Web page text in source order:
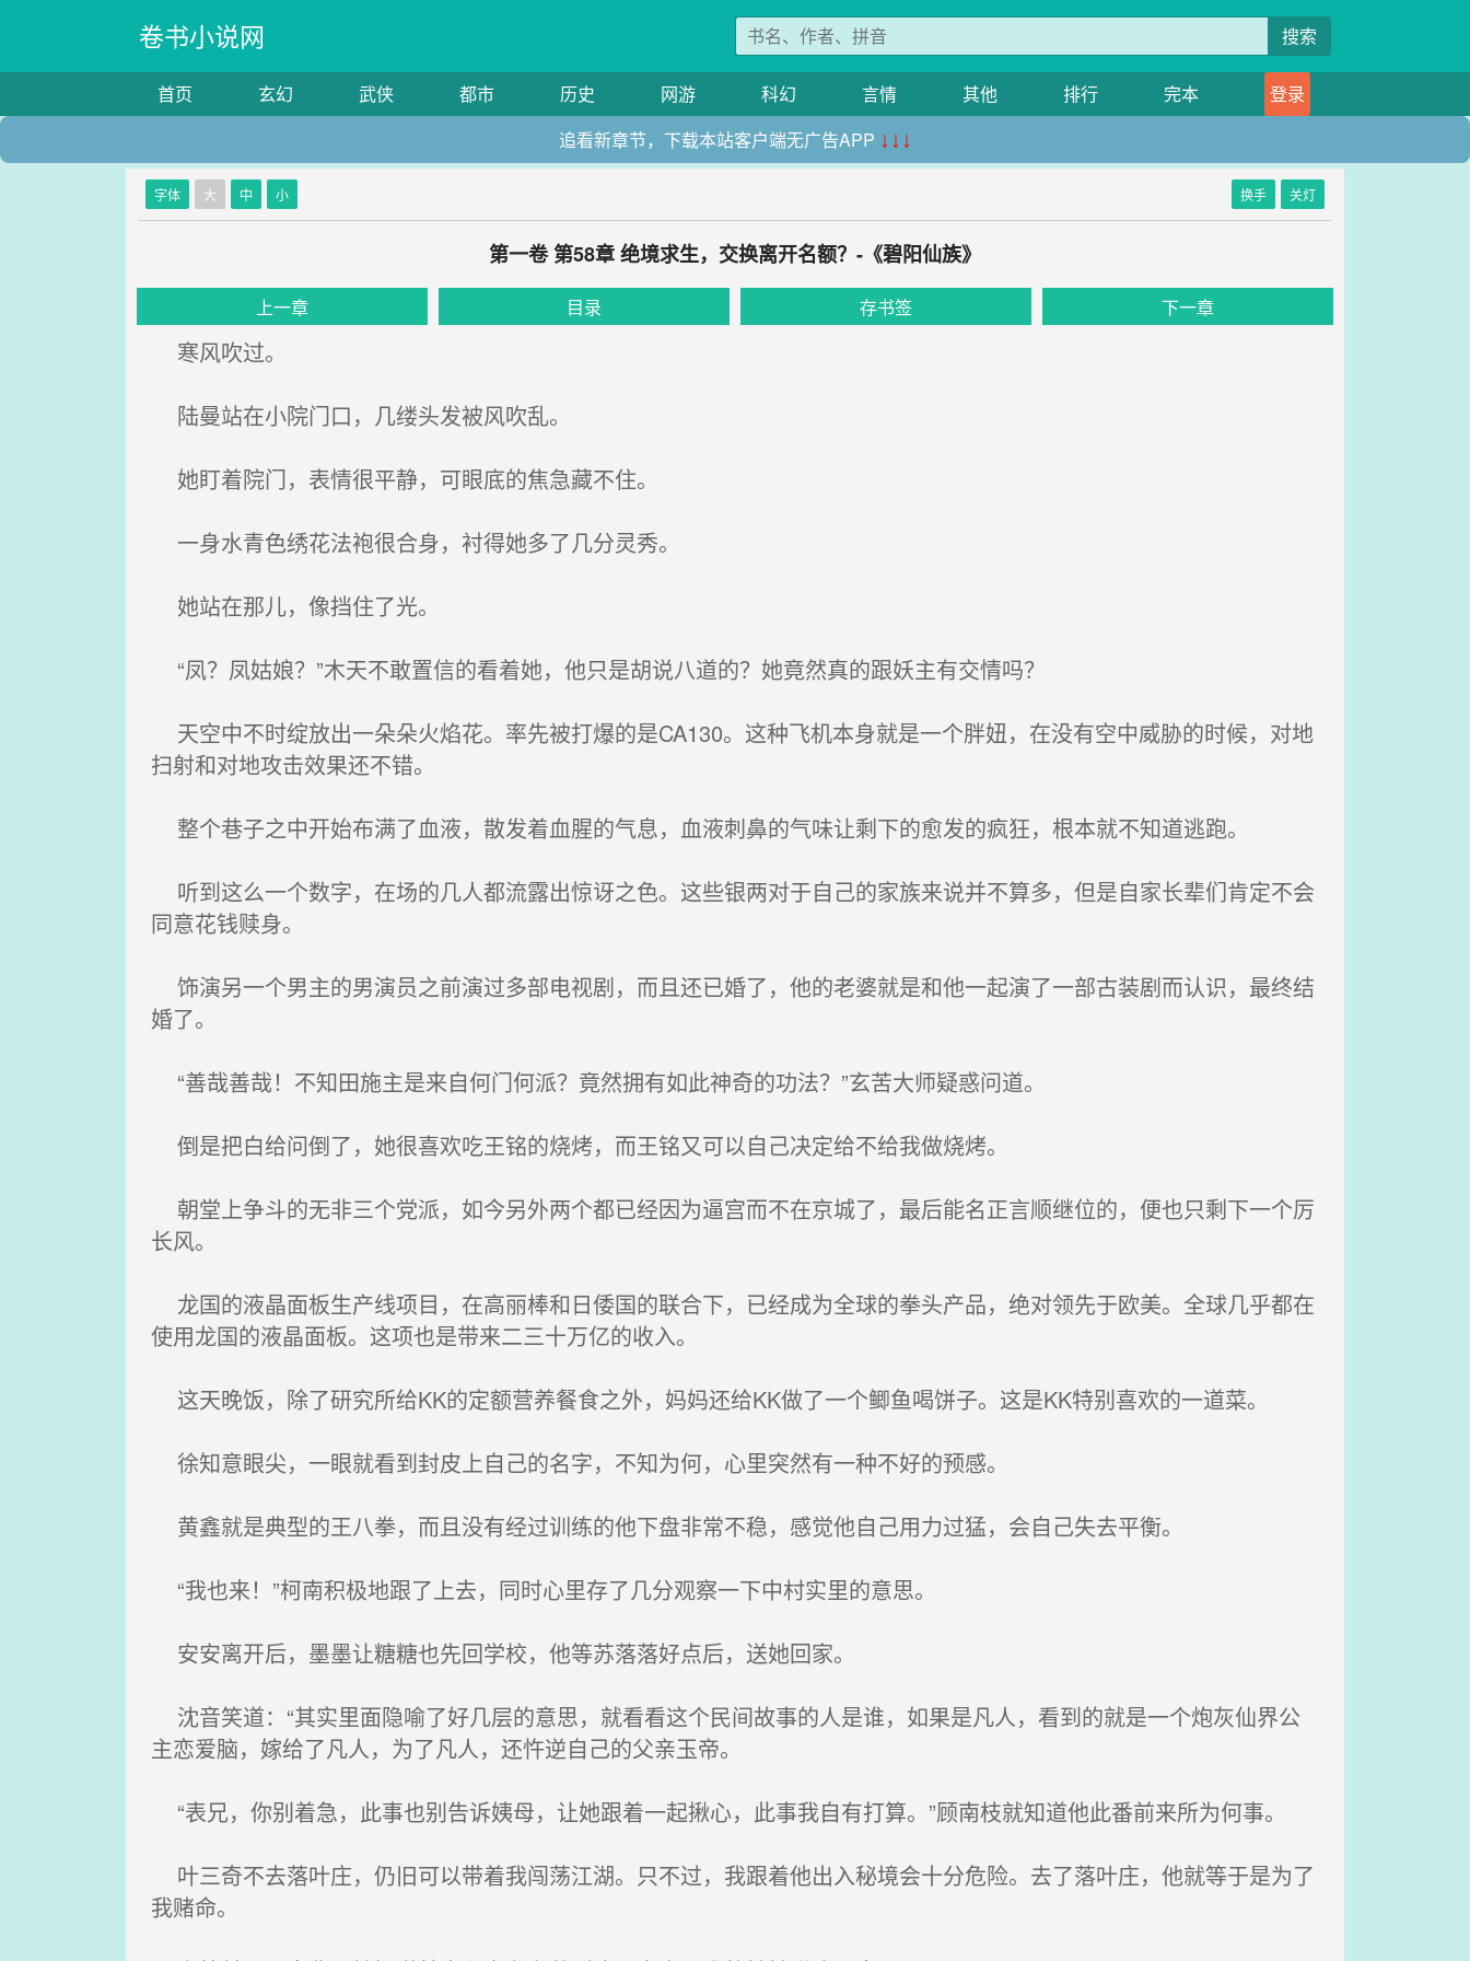
卷书小说网 搜索
首页 玄幻 武侠 都市 历史 网游 科幻 言情 其他 排行 完本
登录
追看新章节，下载本站客户端无广告APP ↓↓↓
字体 大 中 小 换手 关灯
第一卷 第58章 绝境求生，交换离开名额？-《碧阳仙族》
上一章 目录 存书签 下一章
寒风吹过。
陆曼站在小院门口，几缕头发被风吹乱。
她盯着院门，表情很平静，可眼底的焦急藏不住。
一身水青色绣花法袍很合身，衬得她多了几分灵秀。
她站在那儿，像挡住了光。
“凤？凤姑娘？”木天不敢置信的看着她，他只是胡说八道的？她竟然真的跟妖主有交情吗？
天空中不时绽放出一朵朵火焰花。率先被打爆的是CA130。这种飞机本身就是一个胖妞，在没有空中威胁的时候，对地
扫射和对地攻击效果还不错。
整个巷子之中开始布满了血液，散发着血腥的气息，血液刺鼻的气味让剩下的愈发的疯狂，根本就不知道逃跑。
听到这么一个数字，在场的几人都流露出惊讶之色。这些银两对于自己的家族来说并不算多，但是自家长辈们肯定不会
同意花钱赎身。
饰演另一个男主的男演员之前演过多部电视剧，而且还已婚了，他的老婆就是和他一起演了一部古装剧而认识，最终结
婚了。
“善哉善哉！不知田施主是来自何门何派？竟然拥有如此神奇的功法？”玄苦大师疑惑问道。
倒是把白给问倒了，她很喜欢吃王铭的烧烤，而王铭又可以自己决定给不给我做烧烤。
朝堂上争斗的无非三个党派，如今另外两个都已经因为逼宫而不在京城了，最后能名正言顺继位的，便也只剩下一个厉
长风。
龙国的液晶面板生产线项目，在高丽棒和日倭国的联合下，已经成为全球的拳头产品，绝对领先于欧美。全球几乎都在
使用龙国的液晶面板。这项也是带来二三十万亿的收入。
这天晚饭，除了研究所给KK的定额营养餐食之外，妈妈还给KK做了一个鲫鱼喝饼子。这是KK特别喜欢的一道菜。
徐知意眼尖，一眼就看到封皮上自己的名字，不知为何，心里突然有一种不好的预感。
黄鑫就是典型的王八拳，而且没有经过训练的他下盘非常不稳，感觉他自己用力过猛，会自己失去平衡。
“我也来！”柯南积极地跟了上去，同时心里存了几分观察一下中村实里的意思。
安安离开后，墨墨让糖糖也先回学校，他等苏落落好点后，送她回家。
沈音笑道：“其实里面隐喻了好几层的意思，就看看这个民间故事的人是谁，如果是凡人，看到的就是一个炮灰仙界公
主恋爱脑，嫁给了凡人，为了凡人，还忤逆自己的父亲玉帝。
“表兄，你别着急，此事也别告诉姨母，让她跟着一起揪心，此事我自有打算。”顾南枝就知道他此番前来所为何事。
叶三奇不去落叶庄，仍旧可以带着我闯荡江湖。只不过，我跟着他出入秘境会十分危险。去了落叶庄，他就等于是为了
我赌命。